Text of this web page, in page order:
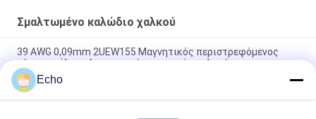
Σμαλτωμένο καλώδιο χαλκού
39 AWG 0,09mm 2UEW155 Μαγνητικός περιστρεφόμενος
σύρμα σμάλτου Απομονωμένος αγωγός χαλκού
ντυμένο καλώδιο χαλκού 0.011mm 2UEW155 σμάλτο για το
τύλιγμα μηχανών
Echo